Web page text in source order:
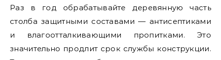
Раз в год обрабатывайте деревянную часть
столба защитными составами — антисептиками
и влагоотталкивающими пропитками. Это
значительно продлит срок службы конструкции.